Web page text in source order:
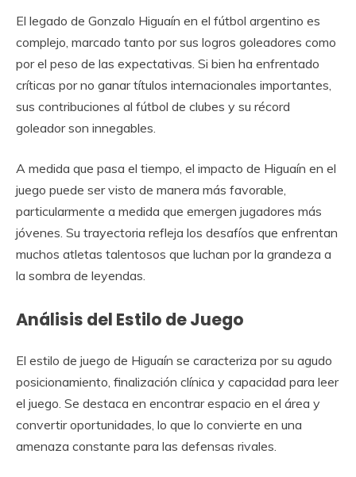
El legado de Gonzalo Higuaín en el fútbol argentino es
complejo, marcado tanto por sus logros goleadores como
por el peso de las expectativas. Si bien ha enfrentado
críticas por no ganar títulos internacionales importantes,
sus contribuciones al fútbol de clubes y su récord
goleador son innegables.
A medida que pasa el tiempo, el impacto de Higuaín en el
juego puede ser visto de manera más favorable,
particularmente a medida que emergen jugadores más
jóvenes. Su trayectoria refleja los desafíos que enfrentan
muchos atletas talentosos que luchan por la grandeza a
la sombra de leyendas.
Análisis del Estilo de Juego
El estilo de juego de Higuaín se caracteriza por su agudo
posicionamiento, finalización clínica y capacidad para leer
el juego. Se destaca en encontrar espacio en el área y
convertir oportunidades, lo que lo convierte en una
amenaza constante para las defensas rivales.